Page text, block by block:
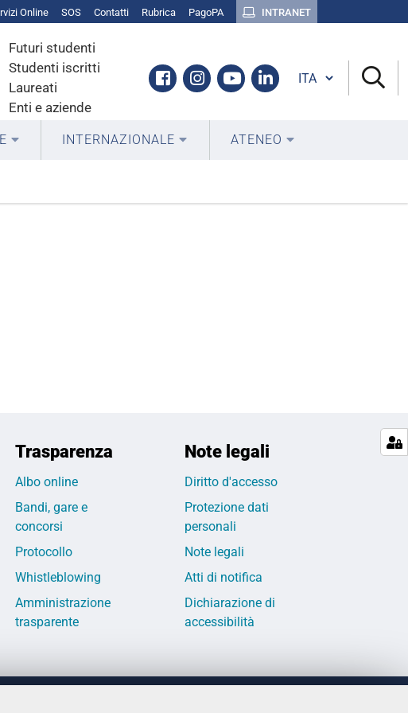
Online SOS Contatti Rubrica PagoPA INTRANET
Futuri studenti
Studenti iscritti
Laureati
Enti e aziende
Facebook
Instagram
YoutubeLinkedin
Cambia lingua
INTERNAZIONALE ATENEO
Trasparenza
Albo online
Bandi, gare e
concorsi
Protocollo
Whistleblowing
Amministrazione
trasparente
Note legali
Diritto d'accesso
Protezione dati
personali
Note legali
Atti di notifica
Dichiarazione di
accessibilità